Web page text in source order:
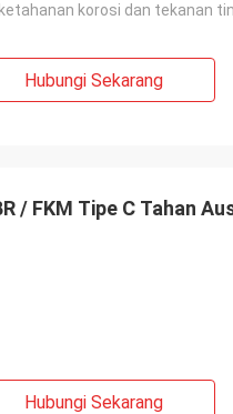
korosi dan tekanan
Hubungi Sekarang
/ FKM Tipe C Tahan
Hubungi Sekarang